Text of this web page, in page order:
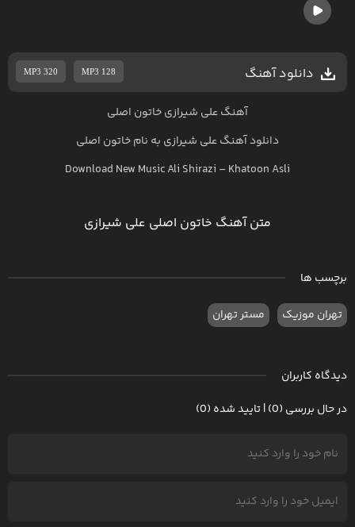
دانلود آهنگ MP3 320 MP3 128
آهنگ علی شیرازی خاتون اصلی
دانلود آهنگعلی شیرازی به نامخاتون اصلی
Download New MusicAli Shirazi – Khatoon Asli
متن آهنگ خاتون اصلی علی شیرازی
برچسب ها
تهران موزیک مستر تهران
دیدگاه کاربران
در حال بررسی (0) | تایید شده (0)